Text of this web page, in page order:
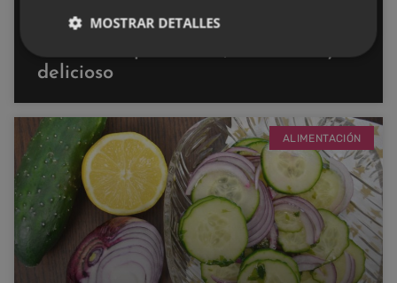
Receta de ensalada de judías
delicioso
ALIMENTACIÓN
MOSTRAR DETALLES